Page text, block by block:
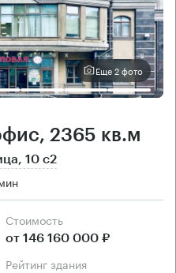
Еще 2 фото
2365 кв.м
10 с2
Cтоимость
от 146 160 000 ₽
рейтинг здания